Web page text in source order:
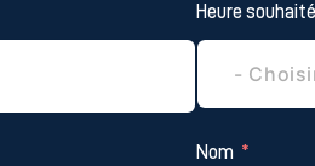
Heure
Nom